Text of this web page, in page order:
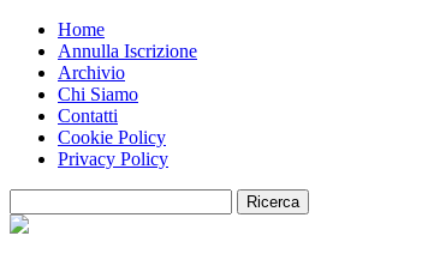
Home
Annulla Iscrizione
Archivio
Chi Siamo
Contatti
Cookie Policy
Privacy Policy